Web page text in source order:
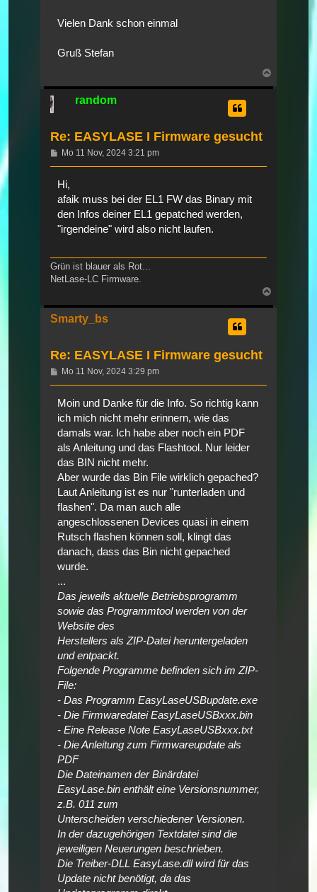
Vielen Dank schon einmal
Gruß Stefan
oben
random
Re: EASYLASE I Firmware gesucht
Beitrag
Mo 11 Nov, 2024 3:21 pm
Hi,
afaik muss bei der EL1 FW das Binary mit
den Infos deiner EL1 gepatched werden,
"irgendeine" wird also nicht laufen.
Grün ist blauer als Rot...
NetLase-LC Firmware.
Smarty_bs
Re: EASYLASE I Firmware gesucht
Beitrag
Mo 11 Nov, 2024 3:29 pm
Moin und Danke für die Info. So richtig kann
ich mich nicht mehr erinnern, wie das
damals war. Ich habe aber noch ein PDF
als Anleitung und das Flashtool. Nur leider
das BIN nicht mehr.
Aber wurde das Bin File wirklich gepached?
Laut Anleitung ist es nur "runterladen und
flashen". Da man auch alle
angeschlossenen Devices quasi in einem
Rutsch flashen können soll, klingt das
danach, dass das Bin nicht gepached
wurde.
...
Das jeweils aktuelle Betriebsprogramm
sowie das Programmtool werden von der
Website des
Herstellers als ZIP-Datei heruntergeladen
und entpackt.
Folgende Programme befinden sich im ZIP-
File:
- Das Programm EasyLaseUSBupdate.exe
- Die Firmwaredatei EasyLaseUSBxxx.bin
- Eine Release Note EasyLaseUSBxxx.txt
- Die Anleitung zum Firmwareupdate als
PDF
Die Dateinamen der Binärdatei
EasyLase.bin enthält eine Versionsnummer,
z.B. 011 zum
Unterscheiden verschiedener Versionen.
In der dazugehörigen Textdatei sind die
jeweiligen Neuerungen beschrieben.
Die Treiber-DLL EasyLase.dll wird für das
Update nicht benötigt, da das